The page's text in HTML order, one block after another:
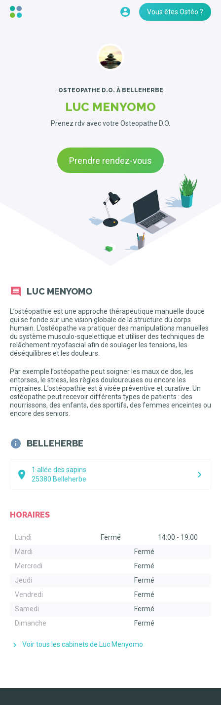
Vous êtes Ostéo ?
OSTEOPATHE D.O. À BELLEHERBE
LUC MENYOMO
Prenez rdv avec votre Osteopathe D.O.
Prendre rendez-vous
LUC MENYOMO
L’ostéopathie est une approche thérapeutique manuelle douce
qui se fonde sur une vision globale de la structure du corps
humain. L’ostéopathe va pratiquer des manipulations manuelles
du système musculo-squelettique et utiliser des techniques de
relâchement myofascial afin de soulager les tensions, les
déséquilibres et les douleurs.
Par exemple l’ostéopathe peut soigner les maux de dos, les
entorses, le stress, les règles douloureuses ou encore les
migraines. L’ostéopathie est à visée préventive et curative. Un
ostéopathe peut recevoir différents types de patients : des
nourrissons, des enfants, des sportifs, des femmes enceintes ou
encore des seniors.
BELLEHERBE
1 allée des sapins
25380 Belleherbe
HORAIRES
Lundi Fermé 14:00 - 19:00
Mardi
Fermé
Mercredi
Fermé
Jeudi
Fermé
Vendredi
Fermé
Samedi
Fermé
Dimanche
Fermé
Voir tous les cabinets de Luc Menyomo